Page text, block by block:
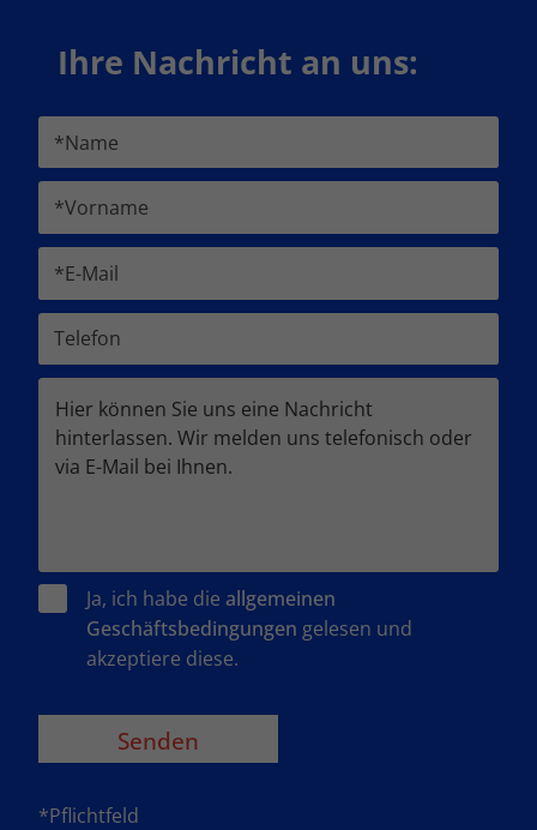
Ihre Nachricht an uns:
Ja, ich habe die allgemeinen
Geschäftsbedingungen gelesen und
akzeptiere diese.
*Pflichtfeld